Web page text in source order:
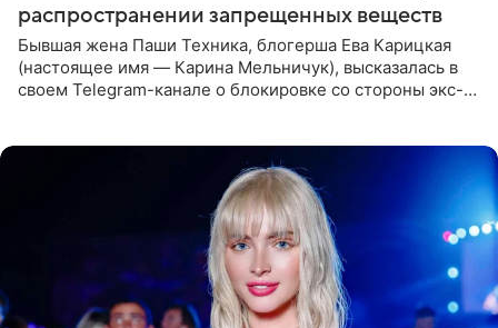
распространении запрещенных веществ
Бывшая жена Паши Техника, блогерша Ева Карицкая
(настоящее имя — Карина Мельничук), высказалась в
своем Telegram-канале о блокировке со стороны экс-